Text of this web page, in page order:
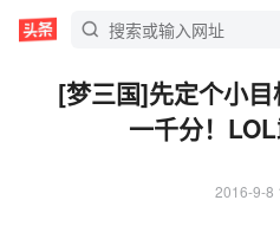
[梦三国]先定个小
一千分！
2016-9-8